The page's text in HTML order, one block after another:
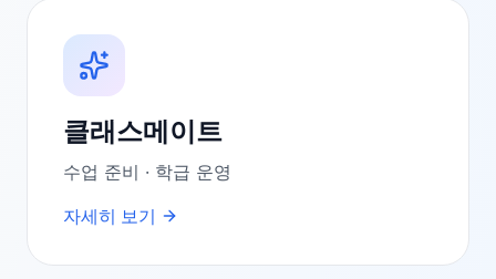
클래스메이트
수업 준비 · 학급 운영
자세히 보기